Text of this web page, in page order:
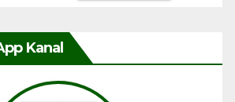
Kanal